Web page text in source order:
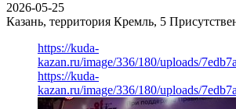
2026-05-25
Казань, территория Кремль, 5
https://kuda-
kazan.ru/image/336/180/uploads/
https://kuda-
kazan.ru/image/336/180/uploads/